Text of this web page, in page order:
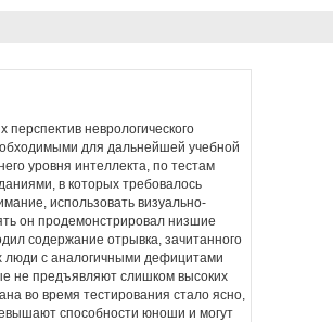
неврологического
для дальнейшей учебной
уровня интеллекта, по тестам
в которых требовалось
использовать визуально-
он продемонстрировал низшие
содержание отрывка, зачитанного
люди с аналогичными дефицитами
не предъявляют слишком высоких
во время тестирования стало ясно,
способности юноши и могут